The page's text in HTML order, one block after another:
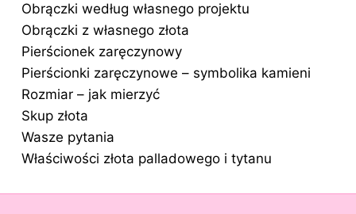
Obrączki według własnego projektu
Obrączki z własnego złota
Pierścionek zaręczynowy
Pierścionki zaręczynowe – symbolika kamieni
Rozmiar – jak mierzyć
Skup złota
Wasze pytania
Właściwości złota palladowego i tytanu